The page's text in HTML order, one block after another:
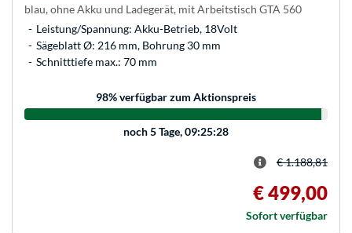
blau, ohne Akku und Ladegerät, mit Arbeitstisch GTA 560
Leistung/Spannung: Akku-Betrieb, 18Volt
Sägeblatt Ø: 216 mm, Bohrung 30 mm
Schnitttiefe max.: 70 mm
98% verfügbar zum Aktionspreis
noch5 Tage, 09:25:28
€ 1.188,81
€ 499,00
Sofort verfügbar